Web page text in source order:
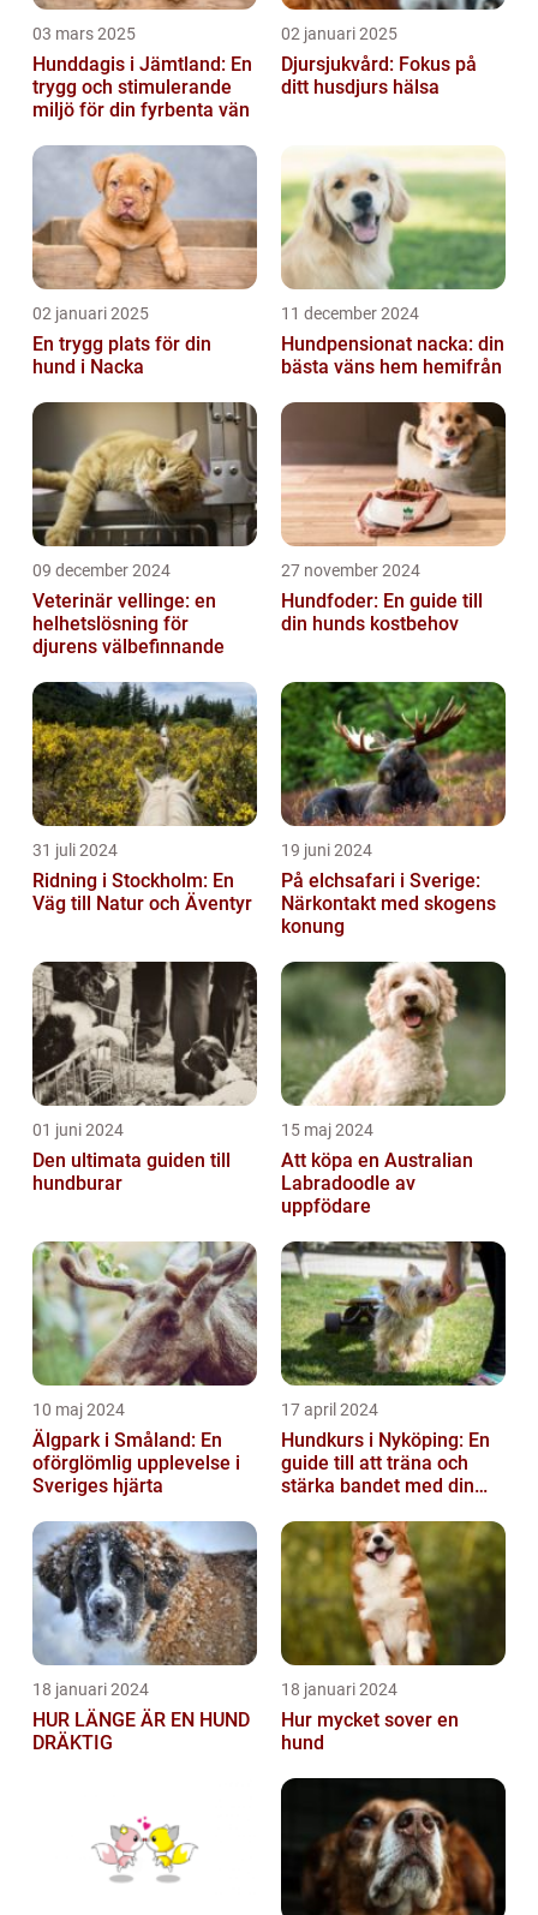
03 mars 2025
Hunddagis i Jämtland: En
trygg och stimulerande
miljö för din fyrbenta vän
02 januari 2025
Djursjukvård: Fokus på
ditt husdjurs hälsa
02 januari 2025
En trygg plats för din
hund i Nacka
11 december 2024
Hundpensionat nacka: din
bästa väns hem hemifrån
09 december 2024
Veterinär vellinge: en
helhetslösning för
djurens välbefinnande
27 november 2024
Hundfoder: En guide till
din hunds kostbehov
31 juli 2024
Ridning i Stockholm: En
Väg till Natur och Äventyr
19 juni 2024
På elchsafari i Sverige:
Närkontakt med skogens
konung
01 juni 2024
Den ultimata guiden till
hundburar
15 maj 2024
Att köpa en Australian
Labradoodle av
uppfödare
10 maj 2024
Älgpark i Småland: En
oförglömlig upplevelse i
Sveriges hjärta
17 april 2024
Hundkurs i Nyköping: En
guide till att träna och
stärka bandet med din
18 januari 2024
HUR LÄNGE ÄR EN HUND
DRÄKTIG
18 januari 2024
Hur mycket sover en
hund